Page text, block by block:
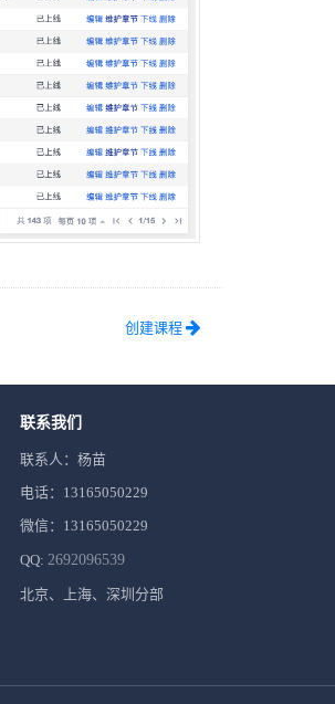
创建课程
联系我们
联系人：杨苗
电话：13165050229
微信：13165050229
QQ: 2692096539
北京、上海、深圳分部